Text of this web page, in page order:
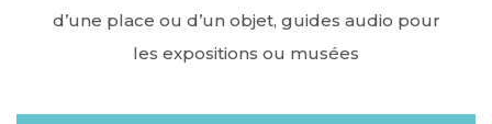
d’une place ou d’un objet, guides audio pour
les expositions ou musées